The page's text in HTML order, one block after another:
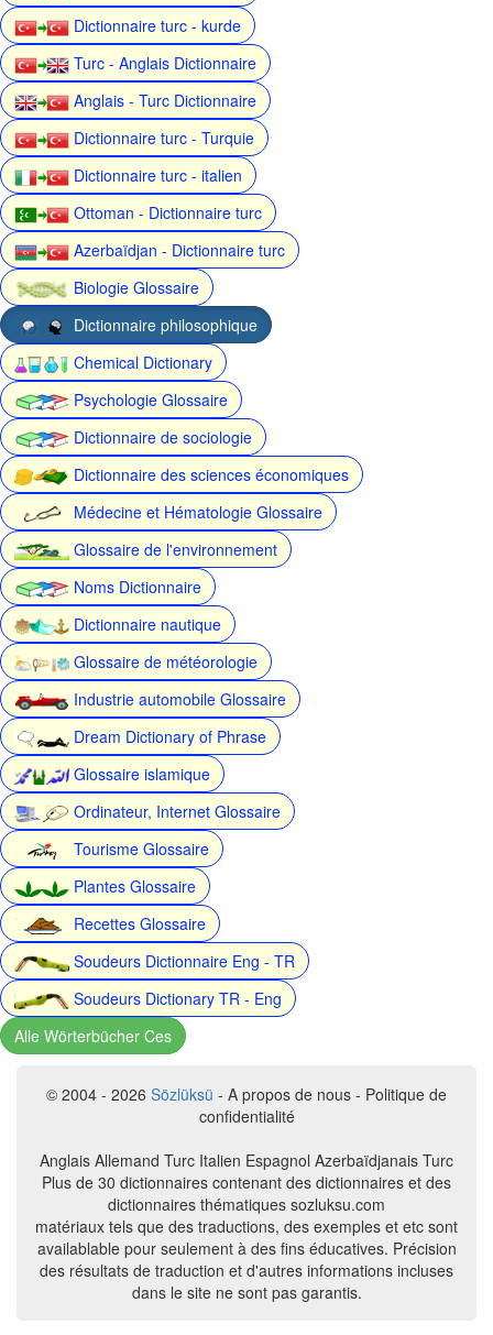
Dictionnaire turc - kurde
Turc - Anglais Dictionnaire
Anglais - Turc Dictionnaire
Dictionnaire turc - Turquie
Dictionnaire turc - italien
Ottoman - Dictionnaire turc
Azerbaïdjan - Dictionnaire turc
Biologie Glossaire
Dictionnaire philosophique
Chemical Dictionary
Psychologie Glossaire
Dictionnaire de sociologie
Dictionnaire des sciences économiques
Médecine et Hématologie Glossaire
Glossaire de l'environnement
Noms Dictionnaire
Dictionnaire nautique
Glossaire de météorologie
Industrie automobile Glossaire
Dream Dictionary of Phrase
Glossaire islamique
Ordinateur, Internet Glossaire
Tourisme Glossaire
Plantes Glossaire
Recettes Glossaire
Soudeurs Dictionnaire Eng - TR
Soudeurs Dictionary TR - Eng
Alle Wörterbücher Ces
© 2004 - 2026 Sözlüksü - A propos de nous - Politique de
confidentialité
Anglais Allemand Turc Italien Espagnol Azerbaïdjanais Turc
Plus de 30 dictionnaires contenant des dictionnaires et des
dictionnaires thématiques sozluksu.com
matériaux tels que des traductions, des exemples et etc sont
availablable pour seulement à des fins éducatives. Précision
des résultats de traduction et d'autres informations incluses
dans le site ne sont pas garantis.